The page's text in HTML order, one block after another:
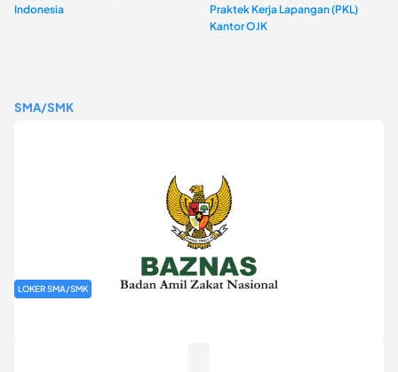
Indonesia
Praktek Kerja Lapangan (PKL)
Kantor OJK
SMA/SMK
LOKER SMA/SMK